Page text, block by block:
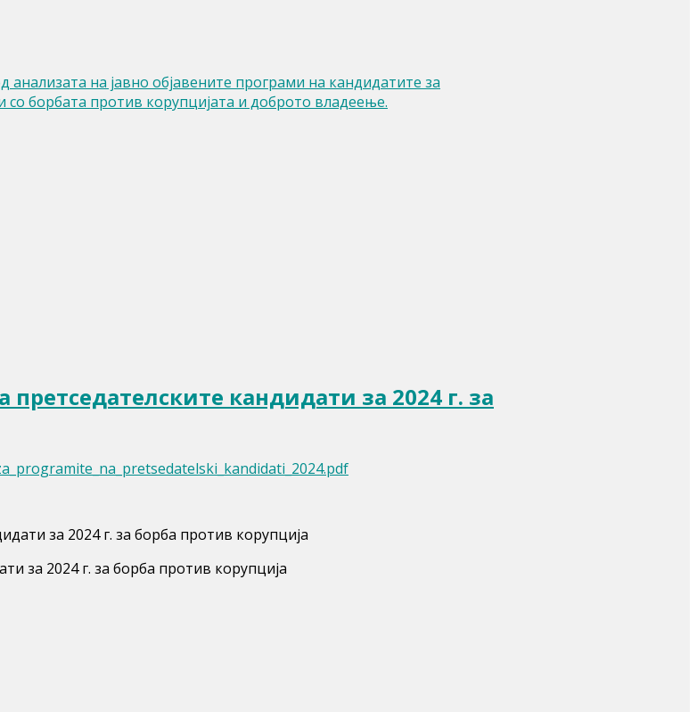
на јавно објавените програми на кандидатите за
борбата против корупцијата и доброто владеење.
кандидати за 2024 г. за
за 2024 г. за борба против корупција